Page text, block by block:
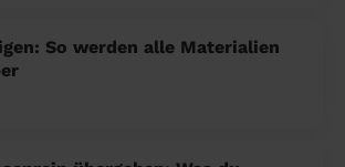
So werden alle Materialien